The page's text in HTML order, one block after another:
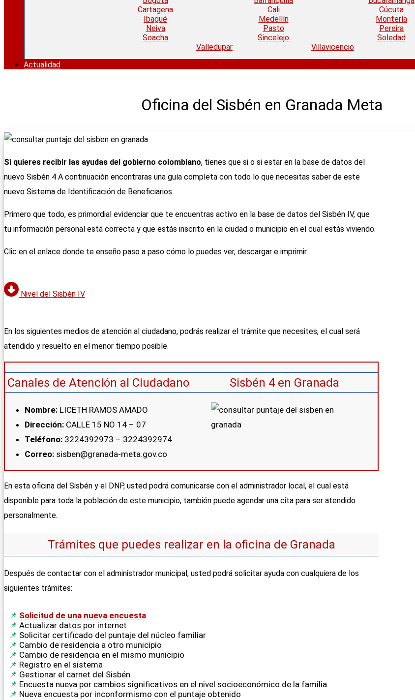
Cartagena
Cali
Cúcuta
Ibagué
Medellín
Montería
Neiva
Pasto
Pereira
Soacha
Sincelejo
Soledad
Valledupar
Villavicencio
Actualidad
Oficina del Sisbén en Granada Meta
Si quieres recibir las ayudas del gobierno colombiano, tienes que si o si estar en la base de datos del
nuevo Sisbén 4 A continuación encontraras una guía completa con todo lo que necesitas saber de este
nuevo Sistema de Identificación de Beneficiarios.
Primero que todo, es primordial evidenciar que te encuentras activo en la base de datos del Sisbén IV, que
tu información personal está correcta y que estás inscrito en la ciudad o municipio en el cual estás viviendo.
Clic en el enlace donde te enseño paso a paso cómo lo puedes ver, descargar e imprimir.
Nivel del Sisbén IV
En los siguientes medios de atención al ciudadano, podrás realizar el trámite que necesites, el cual será
atendido y resuelto en el menor tiempo posible.
Canales de Atención al Ciudadano
Nombre: LICETH RAMOS AMADO
Dirección: CALLE 15 NO 14 – 07
Teléfono: 3224392973 – 3224392974
Correo: sisben@granada-meta.gov.co
Sisbén 4 en Granada
En esta oficina del Sisbén y el DNP, usted podrá comunicarse con el administrador local, el cual está
disponible para toda la población de este municipio, también puede agendar una cita para ser atendido
personalmente.
Trámites que puedes realizar en la oficina de Granada
Después de contactar con el administrador municipal, usted podrá solicitar ayuda con cualquiera de los
siguientes trámites:
Solicitud de una nueva encuesta
Actualizar datos por internet
Solicitar certificado del puntaje del núcleo familiar
Cambio de residencia a otro municipio
Cambio de residencia en el mismo municipio
Registro en el sistema
Gestionar el carnet del Sisbén
Encuesta nueva por cambios significativos en el nivel socioeconómico de la familia
Nueva encuesta por inconformismo con el puntaje obtenido